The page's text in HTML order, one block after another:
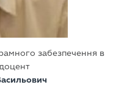
забезпечення в